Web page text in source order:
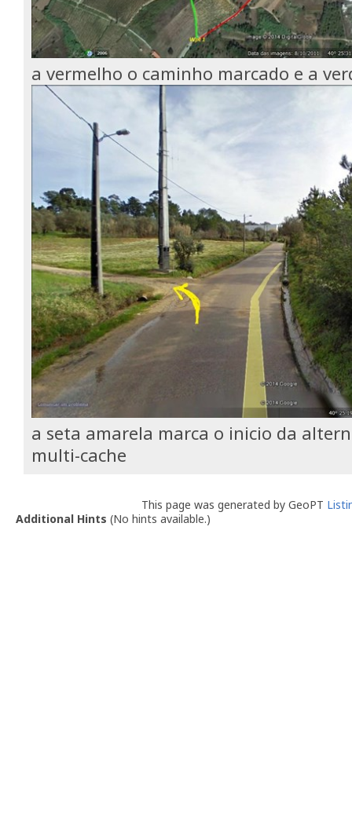
a vermelho o caminho marcado e a
a seta amarela marca o inicio da
multi-cache
This page was generated by GeoPT
Additional Hints (No hints available.)